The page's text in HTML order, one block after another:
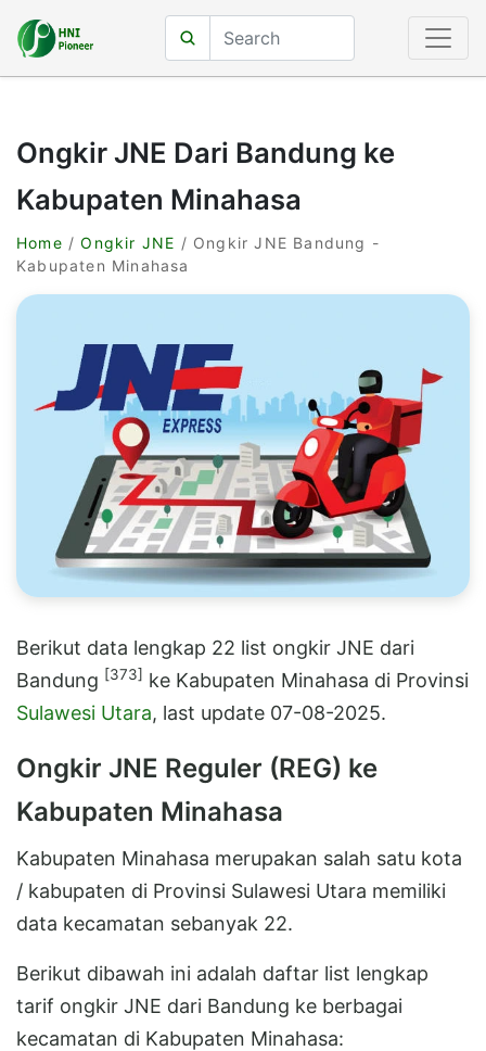
Ongkir JNE Dari Bandung ke
Kabupaten Minahasa
Home /Ongkir JNE / Ongkir JNE Bandung -
Kabupaten Minahasa
Berikut data lengkap 22 list ongkir JNE dari
Bandung [373] ke Kabupaten Minahasa di Provinsi
Sulawesi Utara, last update 07-08-2025.
Ongkir JNE Reguler (REG) ke
Kabupaten Minahasa
Kabupaten Minahasa merupakan salah satu kota
/ kabupaten di Provinsi Sulawesi Utara memiliki
data kecamatan sebanyak 22.
Berikut dibawah ini adalah daftar list lengkap
tarif ongkir JNE dari Bandung ke berbagai
kecamatan di Kabupaten Minahasa: